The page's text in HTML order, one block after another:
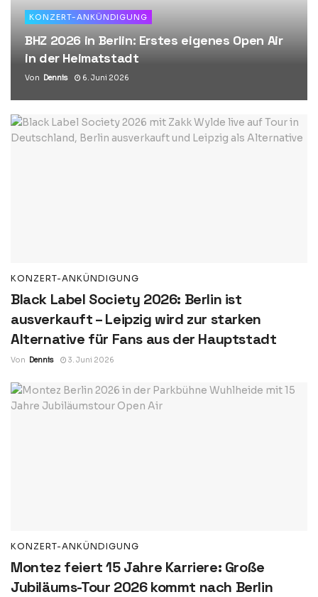
KONZERT-ANKÜNDIGUNG
BHZ 2026 in Berlin: Erstes eigenes Open Air
in der Heimatstadt
Von Dennis 6. Juni 2026
KONZERT-ANKÜNDIGUNG
Black Label Society 2026: Berlin ist
ausverkauft – Leipzig wird zur starken
Alternative für Fans aus der Hauptstadt
Von Dennis 3. Juni 2026
KONZERT-ANKÜNDIGUNG
Montez feiert 15 Jahre Karriere: Große
Jubiläums-Tour 2026 kommt nach Berlin